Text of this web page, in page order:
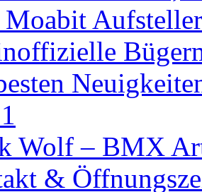
Moabit Aufsteller
Wolf – BMX
&